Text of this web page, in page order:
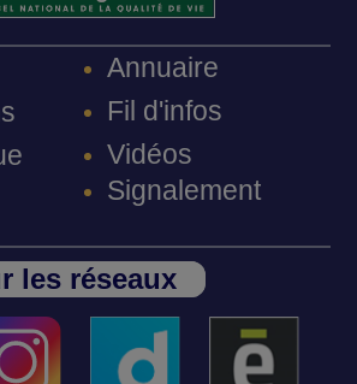
Annuaire
Fil d'infos
Vidéos
Signalement
les réseaux